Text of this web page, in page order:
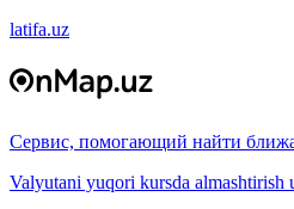
latifa.uz
Сервис, помогающий найти
Valyutani yuqori kursda